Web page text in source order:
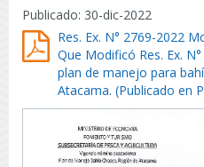
Publicado: 30-dic-2022
Res. Ex. N° 2769-2022
Que Modificó Res. Ex.
plan de manejo para
Atacama. (Publicado en